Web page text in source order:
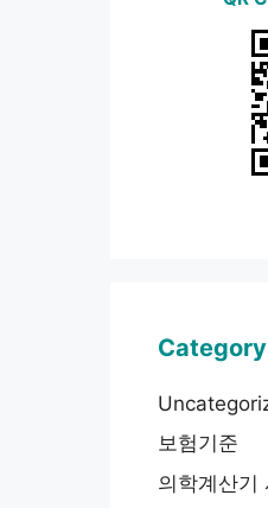
Category
보험기준
의학계산기